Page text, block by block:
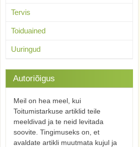
Tervis
Toiduained
Uuringud
Autoriõigus
Meil on hea meel, kui
Toitumistarkuse artiklid teile
meeldivad ja te neid levitada
soovite. Tingimuseks on, et
avaldate artikli muutmata kujul ja